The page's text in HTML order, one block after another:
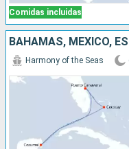
Comidas incluidas
BAHAMAS, MÉXICO,
Harmony of the Seas